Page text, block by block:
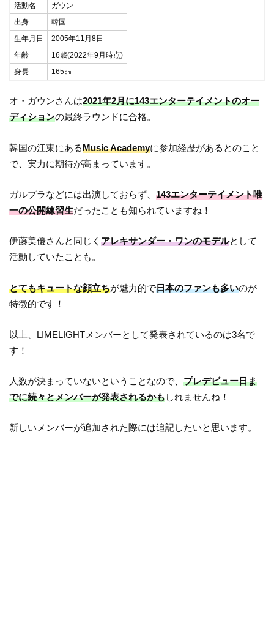
活動名
ガウン
出身
韓国
生年月日
2005年11月8日
年齢
16歳(2022年9月時点)
身長
165㎝
オ・ガウンさんは2021年2月に143エンターテイメントのオー
ディションの最終ラウンドに合格。
韓国の江東にあるMusic Academyに参加経歴があるとのこと
で、実力に期待が高まっています。
ガルプラなどには出演しておらず、143エンターテイメント唯
一の公開練習生だったことも知られていますね！
伊藤美優さんと同じくアレキサンダー・ワンのモデルとして
活動していたことも。
とてもキュートな顔立ちが魅力的で日本のファンも多いのが
特徴的です！
以上、LIMELIGHTメンバーとして発表されているのは3名で
す！
人数が決まっていないということなので、プレデビュー日ま
でに続々とメンバーが発表されるかもしれませんね！
新しいメンバーが追加された際には追記したいと思います。